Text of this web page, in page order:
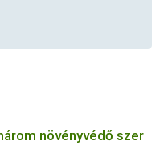
növényvédő szer